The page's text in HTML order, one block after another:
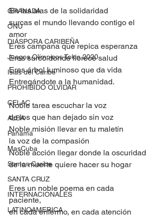
GRANADA
ONU
DIÁSPORA CARIBEÑA
Juegos Olímpicos Tokio 2020
Islas del Caribe
PROHIBIDO OLVIDAR
CELAC
ALBA
Panamá
MasCuba
Somos Caribe
SANTA CRUZ
INTERNACIONALES
LATINOAMERICA
En las alas de la solidaridad
surcas el mundo llevando contigo el
amor
Eres campana que repica esperanza
Eres surco donde florece salud
Eres árbol luminoso que da vida
Entregándote a la humanidad.
Noble tarea escuchar la voz
de los que han dejado sin voz
Noble misión llevar en tu maletín
la voz de la compasión
Noble acción llegar donde la oscuridad
de la muerte quiere hacer su hogar
Eres un noble poema en cada
paciente,
en cada enfermo, en cada atención